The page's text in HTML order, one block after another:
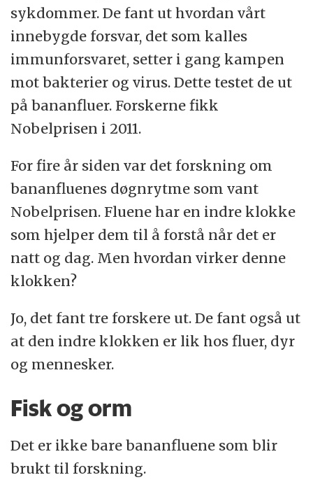
sykdommer. De fant ut hvordan vårt
innebygde forsvar, det som kalles
immunforsvaret, setter i gang kampen
mot bakterier og virus. Dette testet de ut
på bananfluer. Forskerne fikk
Nobelprisen i 2011.
For fire år siden var det forskning om
bananfluenes døgnrytme som vant
Nobelprisen. Fluene har en indre klokke
som hjelper dem til å forstå når det er
natt og dag. Men hvordan virker denne
klokken?
Jo, det fant tre forskere ut. De fant også ut
at den indre klokken er lik hos fluer, dyr
og mennesker.
Fisk og orm
Det er ikke bare bananfluene som blir
brukt til forskning.